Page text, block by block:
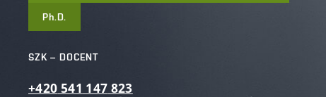
Ph.D.
SZK – DOCENT
+420 541 147 823